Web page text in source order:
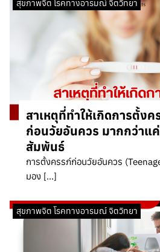
สุขภาพจิต โรคทางอารมณ์ จิตวิทยา
สาเหตุที่ทำให้เกิดการตั้ง
ก่อนวัยอันควร มากกว่าแ
สัมพันธ์
การตั้งครรภ์ก่อนวัยอันควร
มอง […]
สุขภาพจิต โรคทางอารมณ์ จิตวิทยา